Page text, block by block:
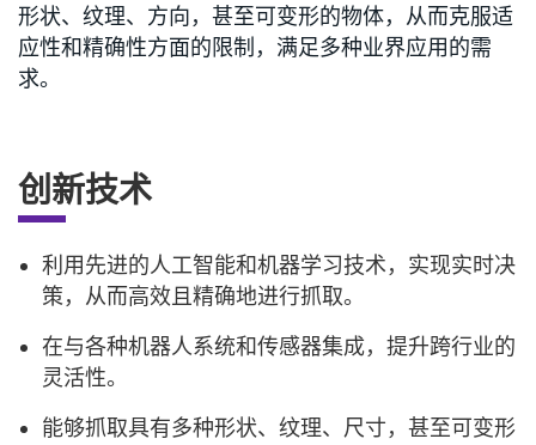
形状、纹理、方向，甚至可变形的物体，从而克服适
应性和精确性方面的限制，满足多种业界应用的需
求。
创新技术
利用先进的人工智能和机器学习技术，实现实时决
策，从而高效且精确地进行抓取。
在与各种机器人系统和传感器集成，提升跨行业的
灵活性。
能够抓取具有多种形状、纹理、尺寸，甚至可变形